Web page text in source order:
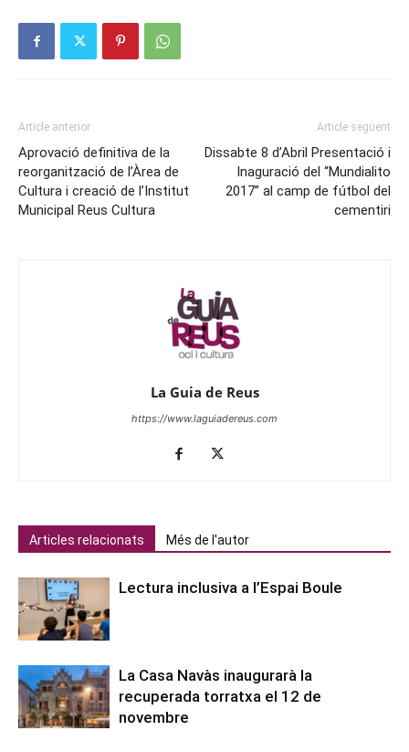
Article anterior
Aprovació definitiva de la
reorganització de l’Àrea de
Cultura i creació de l’Institut
Municipal Reus Cultura
Article següent
Dissabte 8 d’Abril Presentació i
Inaguració del “Mundialito
2017” al camp de fútbol del
cementiri
La Guia de Reus
https://www.laguiadereus.com
Articles relacionats Més de l'autor
Lectura inclusiva a l’Espai Boule
La Casa Navàs inaugurarà la
recuperada torratxa el 12 de
novembre